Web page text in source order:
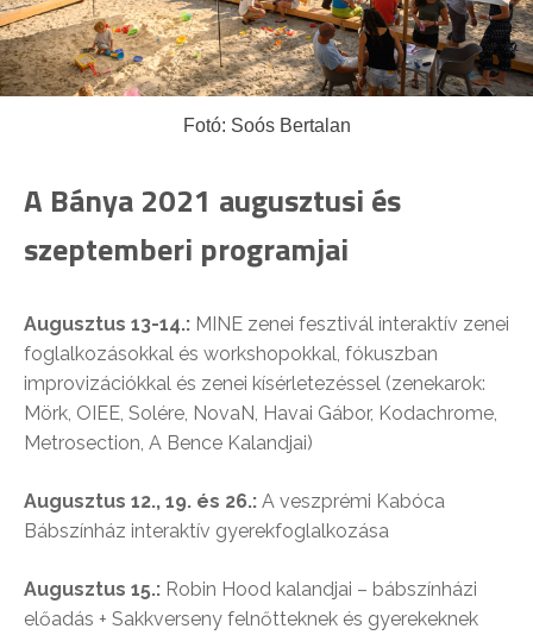
Fotó: Soós Bertalan
A Bánya 2021 augusztusi és
szeptemberi programjai
Augusztus 13-14.: MINE zenei fesztivál interaktív zenei
foglalkozásokkal és workshopokkal, fókuszban
improvizációkkal és zenei kísérletezéssel (zenekarok:
Mörk, OIEE, Solére, NovaN, Havai Gábor, Kodachrome,
Metrosection, A Bence Kalandjai)
Augusztus 12., 19. és 26.: A veszprémi Kabóca
Bábszínház interaktív gyerekfoglalkozása
Augusztus 15.: Robin Hood kalandjai – bábszínházi
előadás + Sakkverseny felnőtteknek és gyerekeknek